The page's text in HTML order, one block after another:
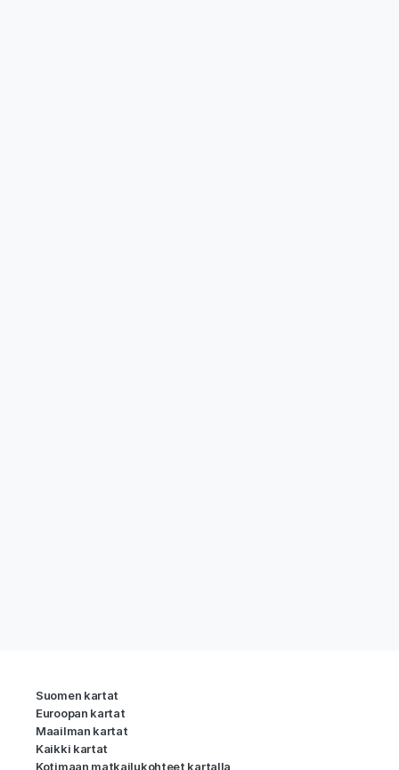
Suomen kartat
Euroopan kartat
Maailman kartat
Kaikki kartat
Kotimaan matkailukohteet kartalla